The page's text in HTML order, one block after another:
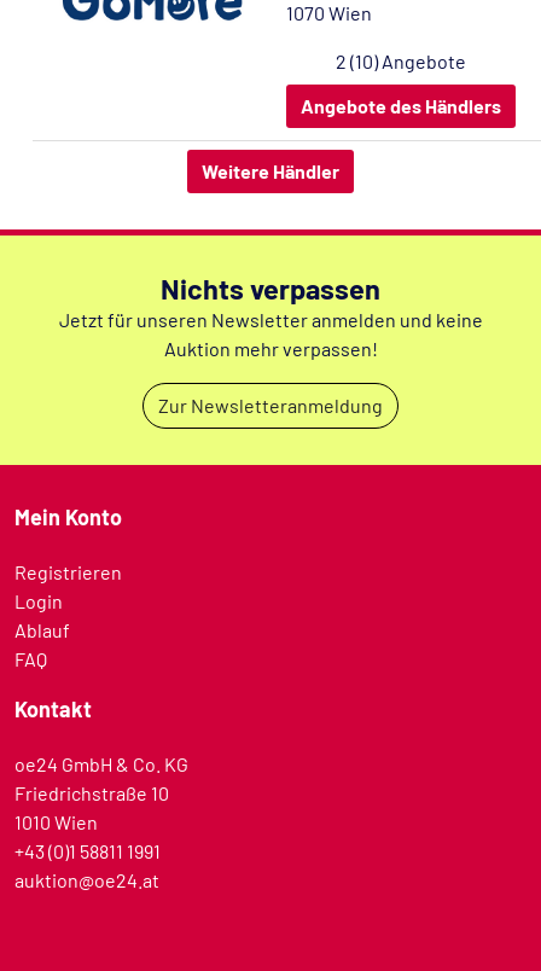
1070 Wien
2 (10) Angebote
Angebote des Händlers
Weitere Händler
Nichts verpassen
Jetzt für unseren Newsletter anmelden und keine
Auktion mehr verpassen!
Zur Newsletteranmeldung
Mein Konto
Registrieren
Login
Ablauf
FAQ
Kontakt
oe24 GmbH & Co. KG
Friedrichstraße 10
1010 Wien
+43 (0)1 58811 1991
auktion@oe24.at